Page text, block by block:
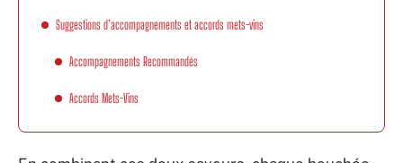
Suggestions d’accompagnements et accords mets-vins
Accompagnements Recommandés
Accords Mets-Vins